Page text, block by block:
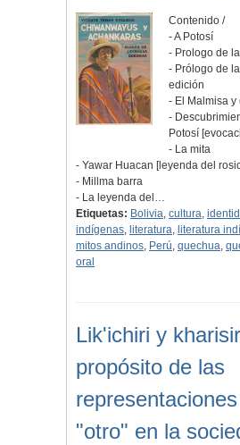
Contenido /
- A Potosí
- Prologo de
- Prólogo de
edición
- El Malmisa y
-
Potosí
- La mita
- Yawar Huacan [leyenda del
- Millma barra
- La leyenda del…
Etiquetas: Bolivia, cultura,
indígenas, literatura, literatura
mitos andinos, Perú, quechua,
oral
Lik'ichiri y
propósito de las
"otro" en la